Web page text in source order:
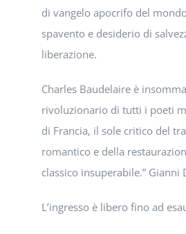
di vangelo apocrifo del
spavento e desiderio di
liberazione.
Charles Baudelaire è
rivoluzionario di tutti i poeti
di Francia, il sole critico del
romantico e della
classico insuperabile.” Gianni
L’ingresso è libero fino ad